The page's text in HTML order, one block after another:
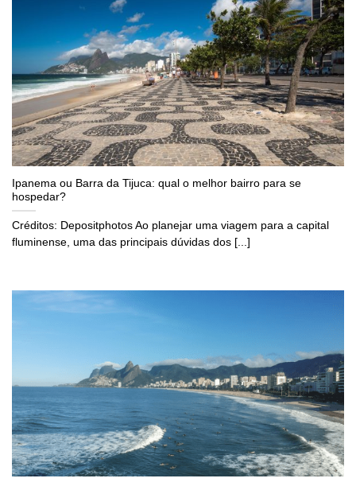
Ipanema ou Barra da Tijuca: qual o melhor bairro para se
hospedar?
Créditos: Depositphotos Ao planejar uma viagem para a capital
fluminense, uma das principais dúvidas dos [...]